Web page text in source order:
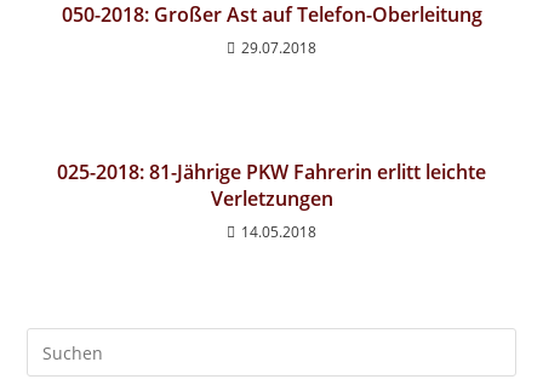
050-2018: Großer Ast auf Telefon-Oberleitung
29.07.2018
025-2018: 81-Jährige PKW Fahrerin erlitt leichte
Verletzungen
14.05.2018